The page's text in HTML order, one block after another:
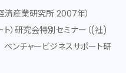
経済産業研究所 2007年）
ト）研究会特別セミナー（(社)
チャービジネスサポート研